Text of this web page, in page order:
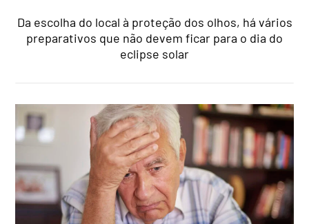
Da escolha do local à proteção dos olhos, há vários
preparativos que não devem ficar para o dia do
eclipse solar